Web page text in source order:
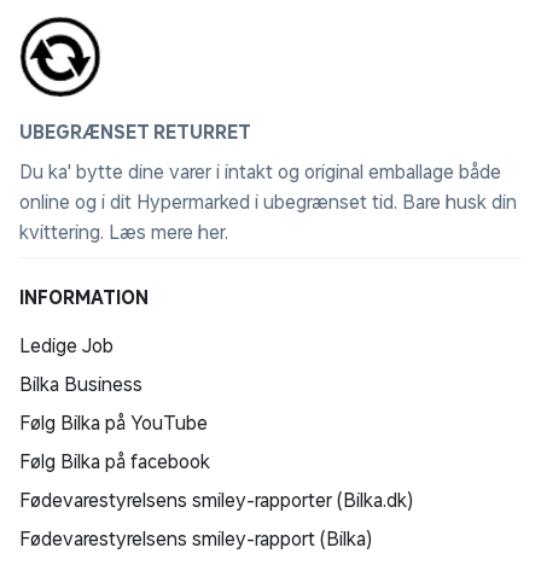
UBEGRÆNSET RETURRET
Du ka' bytte dine varer i intakt og original emballage både
online og i dit Hypermarked i ubegrænset tid. Bare husk din
kvittering. Læs mere her.
INFORMATION
Ledige Job
Bilka Business
Følg Bilka på YouTube
Følg Bilka på facebook
Fødevarestyrelsens smiley-rapporter (Bilka.dk)
Fødevarestyrelsens smiley-rapport (Bilka)